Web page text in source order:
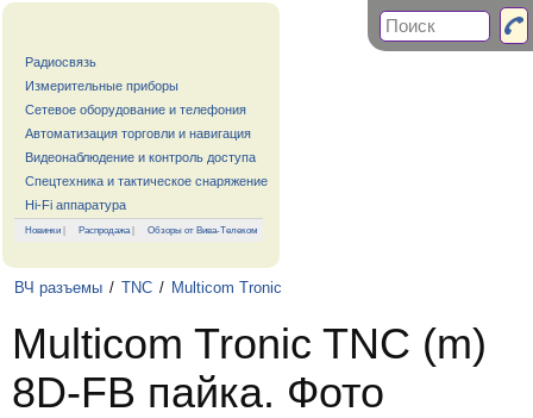
Радиосвязь
Измерительные приборы
Сетевое оборудование и телефония
Автоматизация торговли и навигация
Видеонаблюдение и контроль доступа
Спецтехника и тактическое снаряжение
Hi-Fi аппаратура
Новинки | Распродажа| Обзоры от Вива-Телеком
ВЧ разъемы / TNC / Multicom Tronic
Multicom Tronic TNC (m)
8D-FB пайка. Фото